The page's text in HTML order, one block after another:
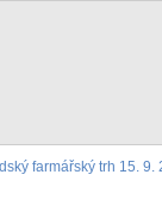
farmářský trh 15. 9.